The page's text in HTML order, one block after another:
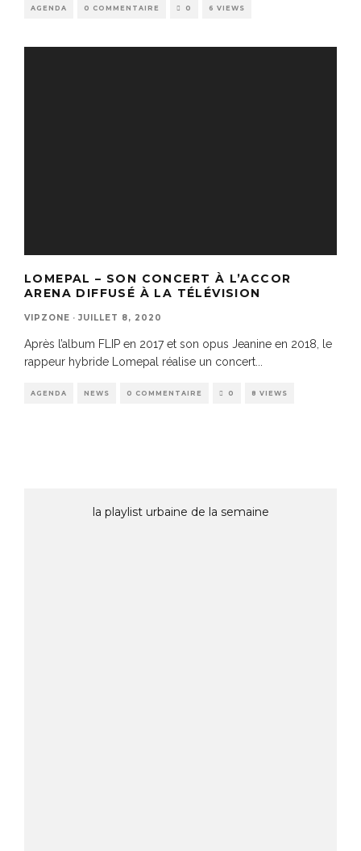
AGENDA 0 COMMENTAIRE 0 6 VIEWS
LOMEPAL – SON CONCERT À L’ACCOR
ARENA DIFFUSÉ À LA TÉLÉVISION
VIPZONE · JUILLET 8, 2020
Après l’album FLIP en 2017 et son opus Jeanine en 2018, le
rappeur hybride Lomepal réalise un concert...
AGENDA NEWS 0 COMMENTAIRE 0 8 VIEWS
la playlist urbaine de la semaine